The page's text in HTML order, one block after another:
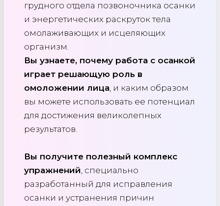
грудного отдела позвоночника осанки
и энергетических раскруток тела
омолаживающих и исцеляющих
организм.
Вы узнаете, почему работа с осанкой
играет решающую роль в
омоложении лица, и каким образом
вы можете использовать ее потенциал
для достижения великолепных
результатов.
Вы получите полезный комплекс
упражнений, специально
разработанный для исправления
осанки и устранения причин